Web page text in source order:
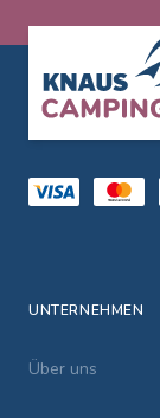
UNTERNEHMEN
Über uns